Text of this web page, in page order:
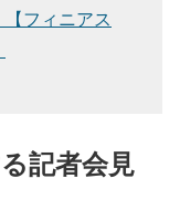
フィニアス
記者会見